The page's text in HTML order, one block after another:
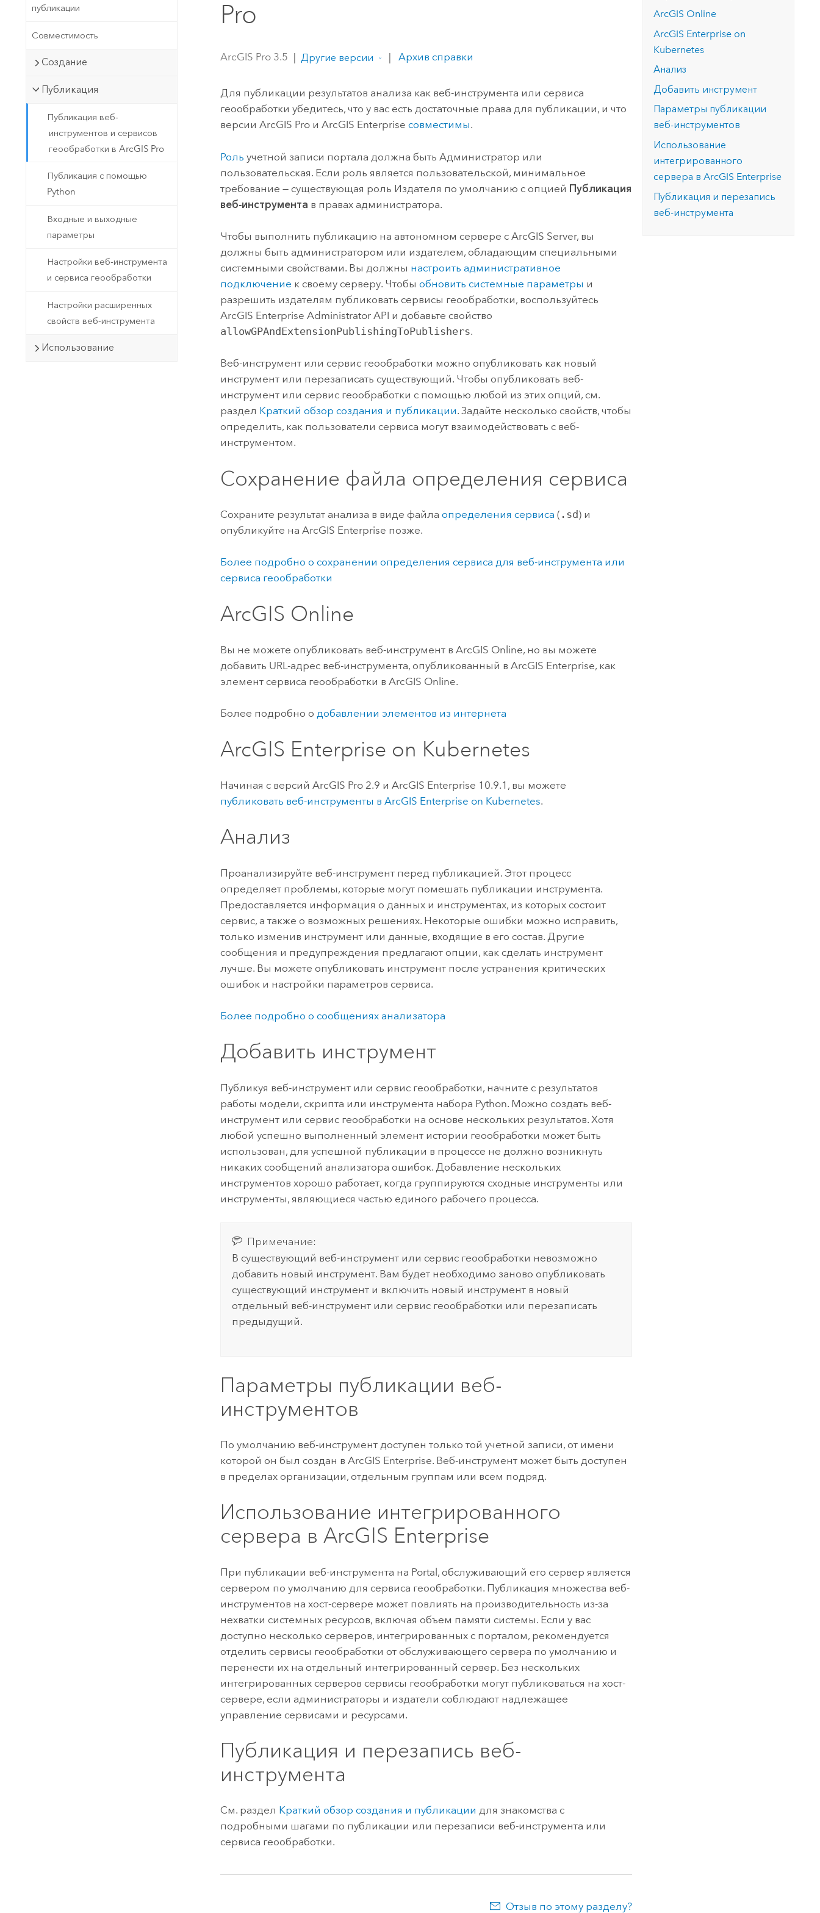
Создание картографических
Природные ресурсы
данных, а также для получения
сложные задачи.
Изучить этот курс
Все истории
спасательные операции.
Прочитать статью
публикации
Совместимость
Создание
Публикация
Публикация веб-
инструментов и сервисов
геообработки в ArcGIS Pro
Публикация с помощью
Python
Входные и выходные
параметры
Настройки веб-инструмента
и сервиса геообработки
Настройки расширенных
свойств веб-инструмента
Использование
Pro
ArcGIS Pro 3.5 | Другие версии | Архив справки
Для публикации результатов анализа как веб-инструмента или сервиса
геообработки убедитесь, что у вас есть достаточные права для публикации, и что
версииArcGIS Pro иArcGIS Enterprise совместимы.
Роль учетной записи портала должна быть Администратор или
пользовательская. Если роль является пользовательской, минимальное
требование — существующая роль Издателя по умолчанию с опцией Публикация
веб-инструмента в правах администратора.
Чтобы выполнить публикацию на автономном сервере сArcGIS Server, вы
должны быть администратором или издателем, обладающим специальными
системными свойствами. Вы должны настроить административное
подключение к своему серверу. Чтобыобновить системные параметры и
разрешить издателям публиковать сервисы геообработки, воспользуйтесь
ArcGIS Enterprise Administrator API и добавьте свойство
allowGPAndExtensionPublishingToPublishers.
Веб-инструмент или сервис геообработки можно опубликовать как новый
инструмент или перезаписать существующий. Чтобы опубликовать веб-
инструмент или сервис геообработки с помощью любой из этих опций, см.
раздел Краткий обзор создания и публикации. Задайте несколько свойств, чтобы
определить, как пользователи сервиса могут взаимодействовать с веб-
инструментом.
Сохранение файла определения сервиса
Сохраните результат анализа в виде файлаопределения сервиса ( .sd) и
опубликуйте наArcGIS Enterprise позже.
Более подробно о сохранении определения сервиса для веб-инструмента или
сервиса геообработки
ArcGIS Online
Вы не можете опубликовать веб-инструмент вArcGIS Online, но вы можете
добавить URL-адрес веб-инструмента, опубликованный вArcGIS Enterprise, как
элемент сервиса геообработки вArcGIS Online.
Более подробно одобавлении элементов из интернета
ArcGIS Enterprise on Kubernetes
Начиная с версийArcGIS Pro 2.9 иArcGIS Enterprise 10.9.1, вы можете
публиковать веб-инструменты вArcGIS Enterprise on Kubernetes.
Анализ
Проанализируйте веб-инструмент перед публикацией. Этот процесс
определяет проблемы, которые могут помешать публикации инструмента.
Предоставляется информация о данных и инструментах, из которых состоит
сервис, а также о возможных решениях. Некоторые ошибки можно исправить,
только изменив инструмент или данные, входящие в его состав. Другие
сообщения и предупреждения предлагают опции, как сделать инструмент
лучше. Вы можете опубликовать инструмент после устранения критических
ошибок и настройки параметров сервиса.
Более подробно о сообщениях анализатора
Добавить инструмент
Публикуя веб-инструмент или сервис геообработки, начните с результатов
работы модели, скрипта или инструмента набора Python. Можно создать веб-
инструмент или сервис геообработки на основе нескольких результатов. Хотя
любой успешно выполненный элемент истории геообработки может быть
использован, для успешной публикации в процессе не должно возникнуть
никаких сообщений анализатора ошибок. Добавление нескольких
инструментов хорошо работает, когда группируются сходные инструменты или
инструменты, являющиеся частью единого рабочего процесса.
Примечание:
В существующий веб-инструмент или сервис геообработки невозможно
добавить новый инструмент. Вам будет необходимо заново опубликовать
существующий инструмент и включить новый инструмент в новый
отдельный веб-инструмент или сервис геообработки или перезаписать
предыдущий.
Параметры публикации веб-
инструментов
По умолчанию веб-инструмент доступен только той учетной записи, от имени
которой он был создан вArcGIS Enterprise. Веб-инструмент может быть доступен
в пределах организации, отдельным группам или всем подряд.
Использование интегрированного
сервера вArcGIS Enterprise
При публикации веб-инструмента на Portal, обслуживающий его сервер является
сервером по умолчанию для сервиса геообработки. Публикация множества веб-
инструментов на хост-сервере может повлиять на производительность из-за
нехватки системных ресурсов, включая объем памяти системы. Если у вас
доступно несколько серверов, интегрированных с порталом, рекомендуется
отделить сервисы геообработки от обслуживающего сервера по умолчанию и
перенести их на отдельный интегрированный сервер. Без нескольких
интегрированных серверов сервисы геообработки могут публиковаться на хост-
сервере, если администраторы и издатели соблюдают надлежащее
управление сервисами и ресурсами.
Публикация и перезапись веб-
инструмента
См. раздел Краткий обзор создания и публикации для знакомства с
подробными шагами по публикации или перезаписи веб-инструмента или
сервиса геообработки.
Отзыв по этому разделу?
ArcGIS Online
ArcGIS Enterprise on
Kubernetes
Анализ
Добавить инструмент
Параметры публикации
веб-инструментов
Использование
интегрированного
сервера вArcGIS Enterprise
Публикация и перезапись
веб-инструмента